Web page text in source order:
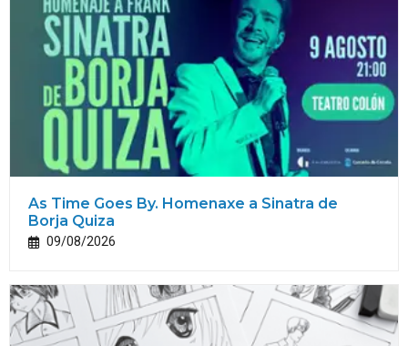
As Time Goes By. Homenaxe a Sinatra de
Borja Quiza
09/08/2026